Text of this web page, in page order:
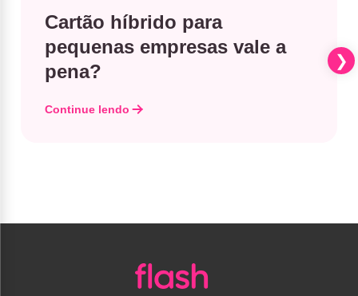
Cartão híbrido para
pequenas empresas vale a
pena?
Continue lendo